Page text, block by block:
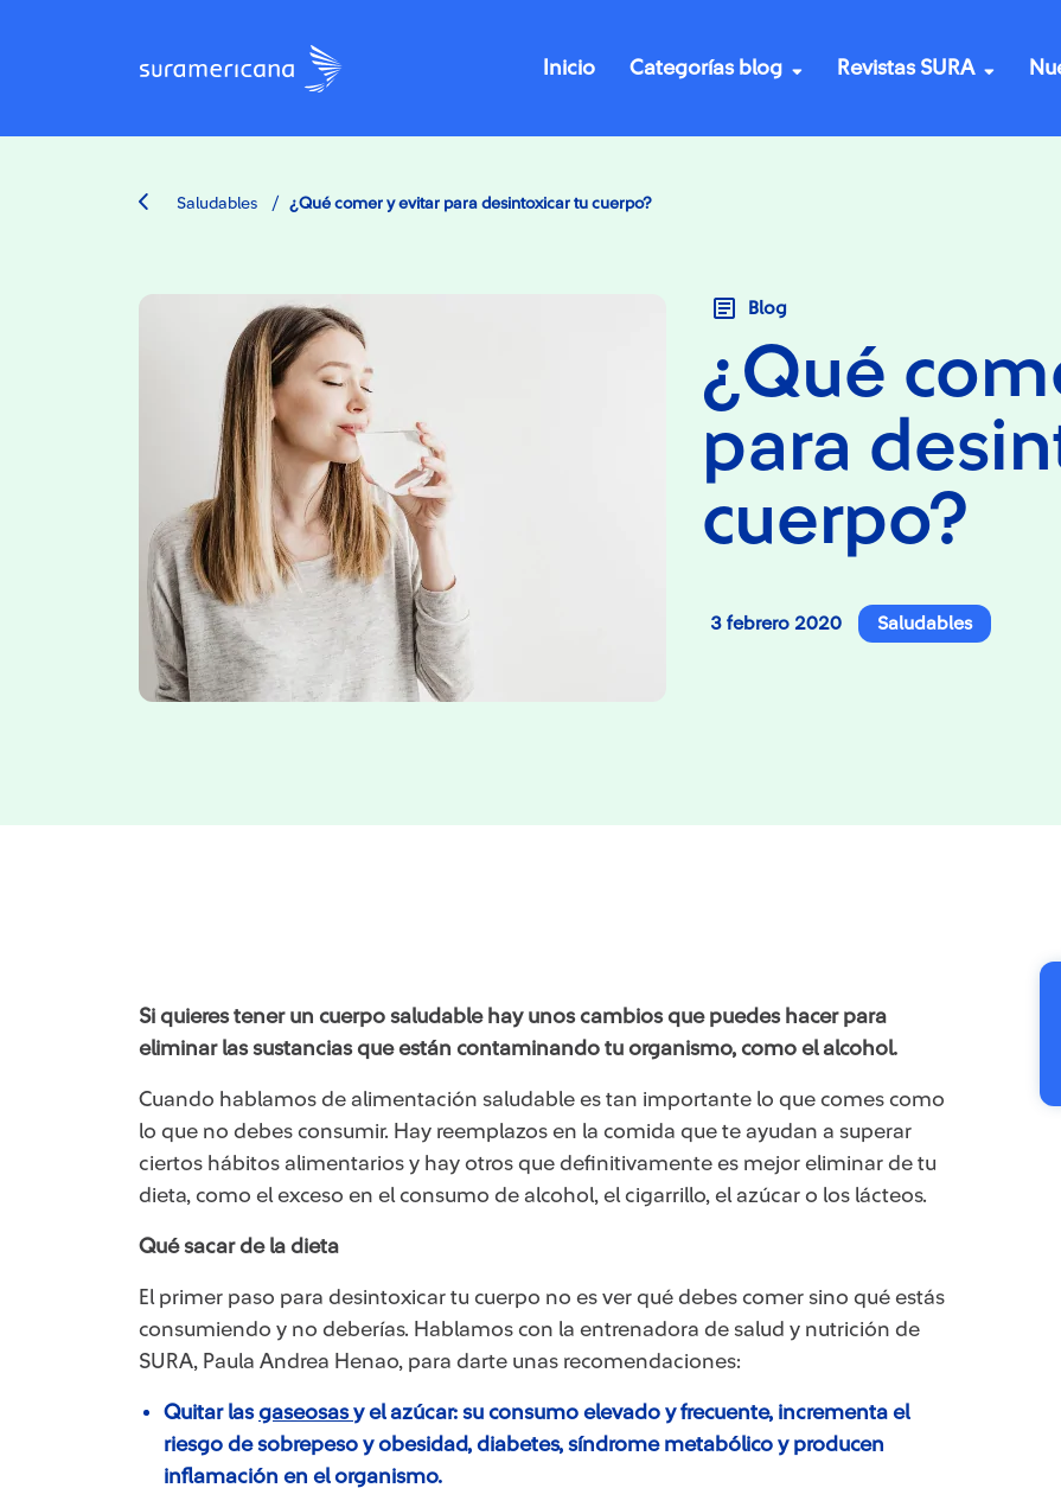
Inicio Categorías blog Revistas SURA
Saludables / ¿Qué comer y evitar para desintoxicar tu cuerpo?
Blog
¿Qué
para
cuerpo?
3 febrero 2020 Saludables
Si quieres tener un cuerpo saludable hay unos cambios que puedes hacer para
eliminar las sustancias que están contaminando tu organismo, como el alcohol.
Cuando hablamos de alimentación saludable es tan importante lo que comes como
lo que no debes consumir. Hay reemplazos en la comida que te ayudan a superar
ciertos hábitos alimentarios y hay otros que definitivamente es mejor eliminar de tu
dieta, como el exceso en el consumo de alcohol, el cigarrillo, el azúcar o los lácteos.
Qué sacar de la dieta
El primer paso para desintoxicar tu cuerpo no es ver qué debes comer sino qué estás
consumiendo y no deberías. Hablamos con la entrenadora de salud y nutrición de
SURA, Paula Andrea Henao, para darte unas recomendaciones:
Quitar lasgaseosasy el azúcar: su consumo elevado y frecuente, incrementa el
riesgo de sobrepeso y obesidad, diabetes, síndrome metabólico y producen
inflamación en el organismo.